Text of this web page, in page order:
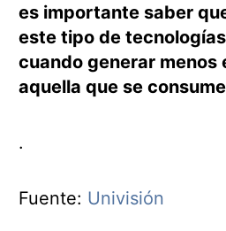
es importante saber
este tipo de
cuando generar menos
aquella que se consume
.
Fuente: Univisión